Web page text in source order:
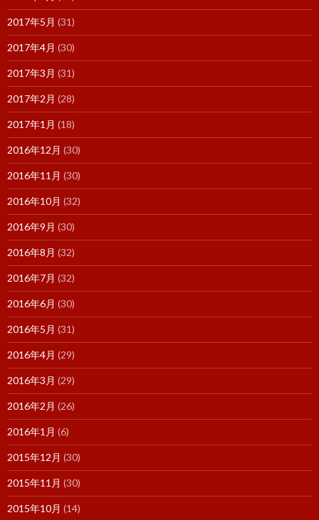
2017年5月 (31)
2017年4月 (30)
2017年3月 (31)
2017年2月 (28)
2017年1月 (18)
2016年12月 (30)
2016年11月 (30)
2016年10月 (32)
2016年9月 (30)
2016年8月 (32)
2016年7月 (32)
2016年6月 (30)
2016年5月 (31)
2016年4月 (29)
2016年3月 (29)
2016年2月 (26)
2016年1月 (6)
2015年12月 (30)
2015年11月 (30)
2015年10月 (14)